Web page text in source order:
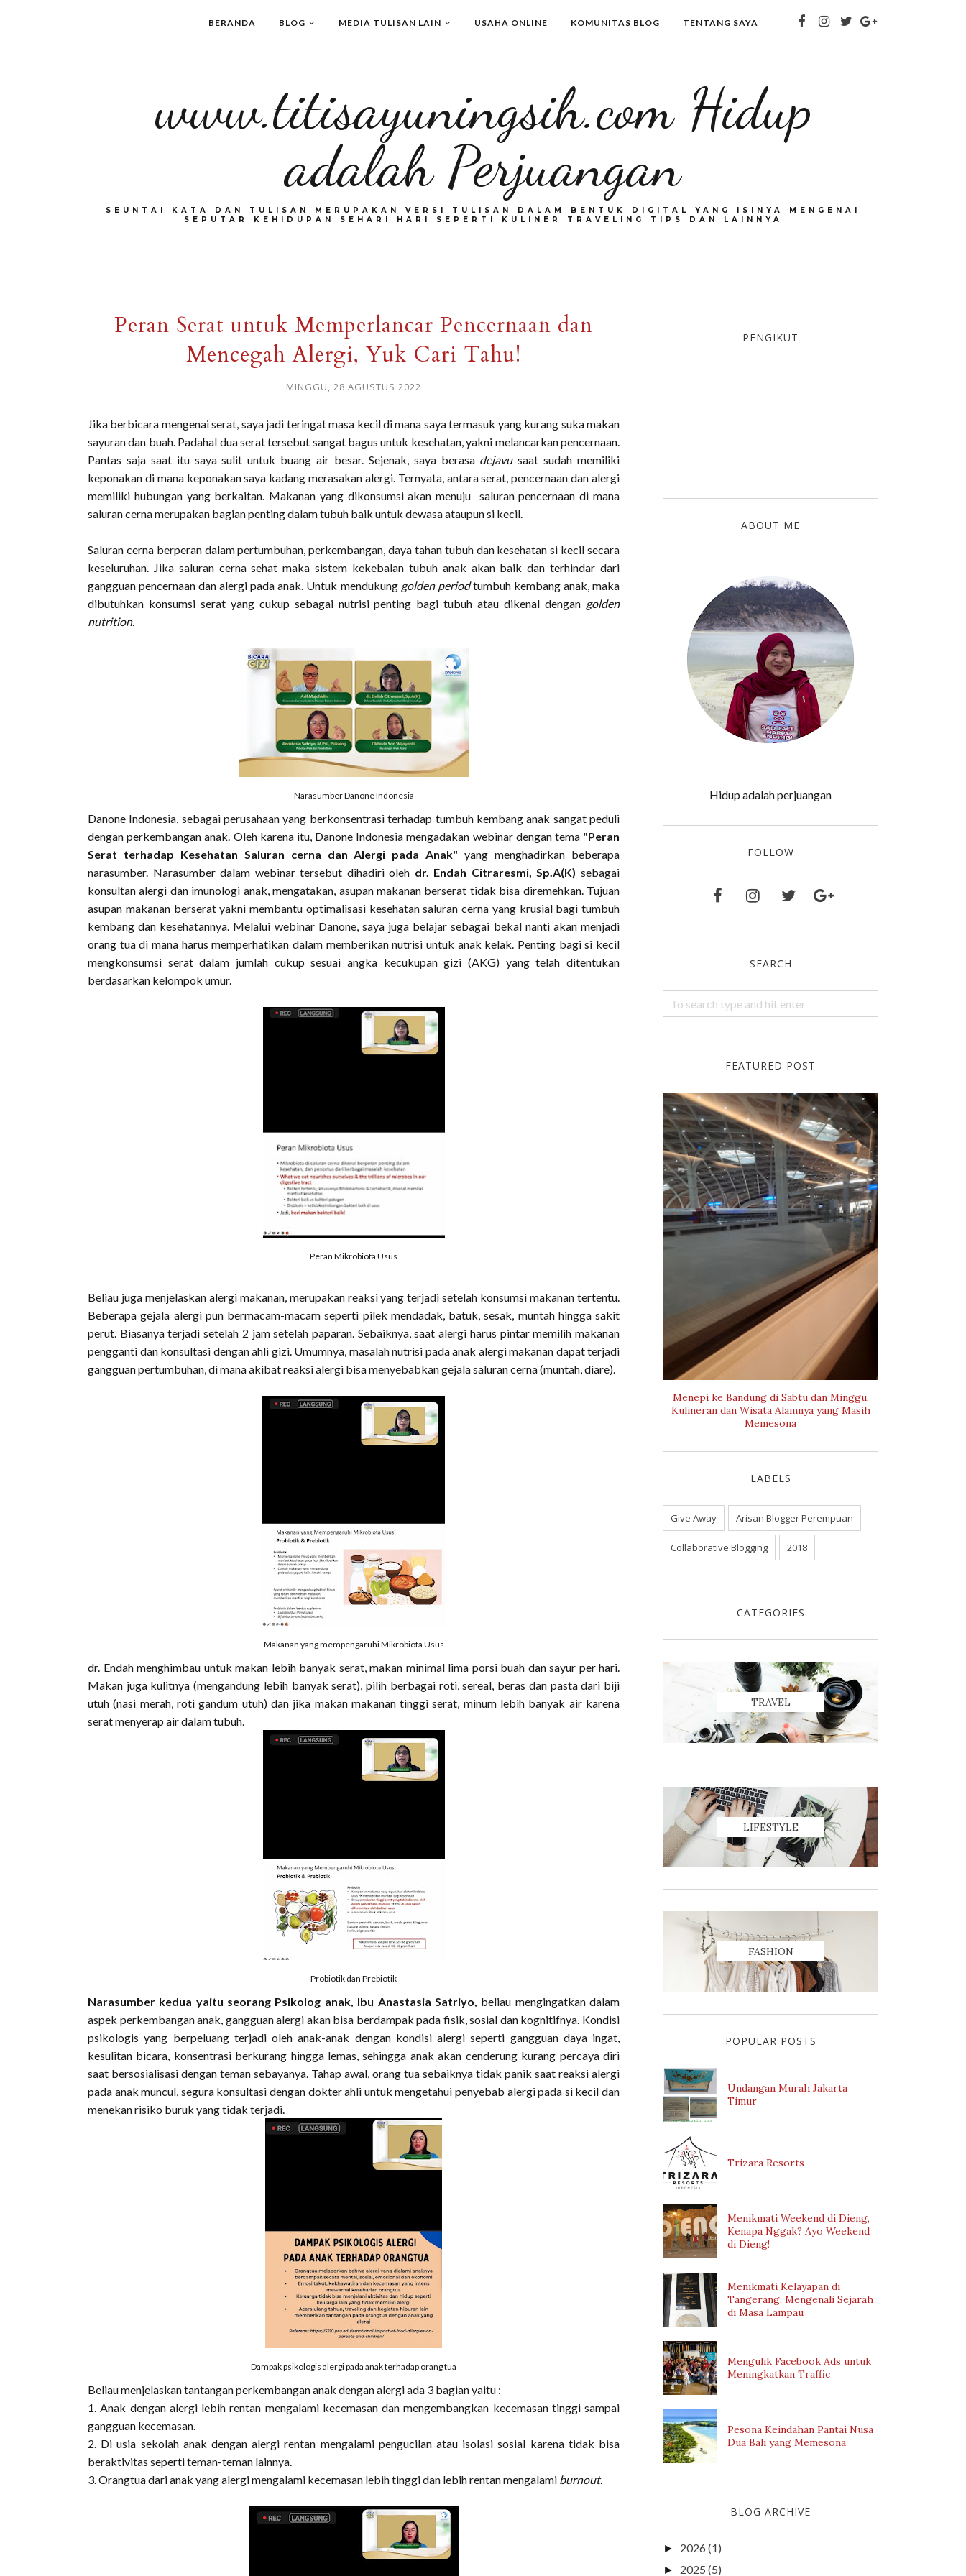
BERANDA BLOG MEDIA TULISAN LAIN USAHA ONLINE KOMUNITAS BLOG TENTANG SAYA
www.titisayuningsih.com Hidup
adalah Perjuangan
SEUNTAI KATA DAN TULISAN MERUPAKAN VERSI TULISAN DALAM BENTUK DIGITAL YANG ISINYA MENGENAI
SEPUTAR KEHIDUPAN SEHARI HARI SEPERTI KULINER TRAVELING TIPS DAN LAINNYA
Peran Serat untuk Memperlancar Pencernaan dan
Mencegah Alergi, Yuk Cari Tahu!
MINGGU, 28 AGUSTUS 2022
Jika berbicara mengenai serat, saya jadi teringat masa kecil di mana saya termasuk yang kurang suka makan
sayuran dan buah. Padahal dua serat tersebut sangat bagus untuk kesehatan, yakni melancarkan pencernaan.
Pantas saja saat itu saya sulit untuk buang air besar. Sejenak, saya berasa dejavusaat sudah memiliki
keponakan di mana keponakan saya kadang merasakan alergi. Ternyata, antara serat, pencernaan dan alergi
memiliki hubungan yang berkaitan. Makanan yang dikonsumsi akan menuju saluran pencernaan di mana
saluran cerna merupakan bagian penting dalam tubuh baik untuk dewasa ataupun si kecil.
Saluran cerna berperan dalam pertumbuhan, perkembangan, daya tahan tubuh dan kesehatan si kecil secara
keseluruhan. Jika saluran cerna sehat maka sistem kekebalan tubuh anak akan baik dan terhindar dari
gangguan pencernaan dan alergi pada anak. Untuk mendukung golden periodtumbuh kembang anak, maka
dibutuhkan konsumsi serat yang cukup sebagai nutrisi penting bagi tubuh atau dikenal dengan golden
nutrition.
Narasumber Danone Indonesia
Danone Indonesia, sebagai perusahaan yang berkonsentrasi terhadap tumbuh kembang anak sangat peduli
dengan perkembangan anak. Oleh karena itu, Danone Indonesia mengadakan webinar dengan tema "Peran
Serat terhadap Kesehatan Saluran cerna dan Alergi pada Anak" yang menghadirkan beberapa
narasumber. Narasumber dalam webinar tersebut dihadiri oleh dr. Endah Citraresmi, Sp.A(K) sebagai
konsultan alergi dan imunologi anak, mengatakan, asupan makanan berserat tidak bisa diremehkan. Tujuan
asupan makanan berserat yakni membantu optimalisasi kesehatan saluran cerna yang krusial bagi tumbuh
kembang dan kesehatannya. Melalui webinar Danone, saya juga belajar sebagai bekal nanti akan menjadi
orang tua di mana harus memperhatikan dalam memberikan nutrisi untuk anak kelak. Penting bagi si kecil
mengkonsumsi serat dalam jumlah cukup sesuai angka kecukupan gizi (AKG) yang telah ditentukan
berdasarkan kelompok umur.
Peran Mikrobiota Usus
Beliau juga menjelaskan alergi makanan, merupakan reaksi yang terjadi setelah konsumsi makanan tertentu.
Beberapa gejala alergi pun bermacam-macam seperti pilek mendadak, batuk, sesak, muntah hingga sakit
perut. Biasanya terjadi setelah 2 jam setelah paparan. Sebaiknya, saat alergi harus pintar memilih makanan
pengganti dan konsultasi dengan ahli gizi. Umumnya, masalah nutrisi pada anak alergi makanan dapat terjadi
gangguan pertumbuhan, di mana akibat reaksi alergi bisa menyebabkan gejala saluran cerna (muntah, diare).
Makanan yang mempengaruhi Mikrobiota Usus
dr. Endah menghimbau untuk makan lebih banyak serat, makan minimal lima porsi buah dan sayur per hari.
Makan juga kulitnya (mengandung lebih banyak serat), pilih berbagai roti, sereal, beras dan pasta dari biji
utuh (nasi merah, roti gandum utuh) dan jika makan makanan tinggi serat, minum lebih banyak air karena
serat menyerap air dalam tubuh.
Probiotik dan Prebiotik
Narasumber kedua yaitu seorang Psikolog anak, Ibu Anastasia Satriyo, beliau mengingatkan dalam
aspek perkembangan anak, gangguan alergi akan bisa berdampak pada fisik, sosial dan kognitifnya. Kondisi
psikologis yang berpeluang terjadi oleh anak-anak dengan kondisi alergi seperti gangguan daya ingat,
kesulitan bicara, konsentrasi berkurang hingga lemas, sehingga anak akan cenderung kurang percaya diri
saat bersosialisasi dengan teman sebayanya. Tahap awal, orang tua sebaiknya tidak panik saat reaksi alergi
pada anak muncul, segura konsultasi dengan dokter ahli untuk mengetahui penyebab alergi pada si kecil dan
menekan risiko buruk yang tidak terjadi.
Dampak psikologis alergi pada anak terhadap orang tua
Beliau menjelaskan tantangan perkembangan anak dengan alergi ada 3 bagian yaitu :
1. Anak dengan alergi lebih rentan mengalami kecemasan dan mengembangkan kecemasan tinggi sampai
gangguan kecemasan.
2. Di usia sekolah anak dengan alergi rentan mengalami pengucilan atau isolasi sosial karena tidak bisa
beraktivitas seperti teman-teman lainnya.
3. Orangtua dari anak yang alergi mengalami kecemasan lebih tinggi dan lebih rentan mengalami burnout.
PENGIKUT
ABOUT ME
Hidup adalah perjuangan
FOLLOW
SEARCH
FEATURED POST
Menepi ke Bandung di Sabtu dan Minggu,
Kulineran dan Wisata Alamnya yang Masih
Memesona
LABELS
Give Away Arisan Blogger Perempuan
Collaborative Blogging 2018
CATEGORIES
TRAVEL
LIFESTYLE
FASHION
POPULAR POSTS
Undangan Murah Jakarta
Timur
Trizara Resorts
Menikmati Weekend di Dieng,
Kenapa Nggak? Ayo Weekend
di Dieng!
Menikmati Kelayapan di
Tangerang, Mengenali Sejarah
di Masa Lampau
Mengulik Facebook Ads untuk
Meningkatkan Traffic
Pesona Keindahan Pantai Nusa
Dua Bali yang Memesona
BLOG ARCHIVE
► 2026 (1)
► 2025 (5)